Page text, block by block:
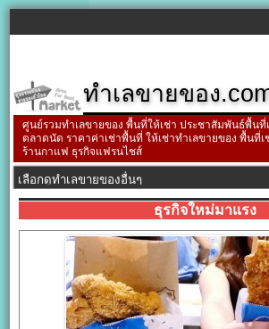
ทำเลขายของ
ศูนย์รวมทำเลขายของ พื้นที่ให้เช่า ประชาสัมพันธ์พื้น
ตลาดนัด ราคาค่าเช่าพื้นที่ ให้เช่าทำเลขายของ พื้นที่
ร้านกาแฟ ธุรกิจแฟรนไชส์
ธุรกิจใหม่มาแรง